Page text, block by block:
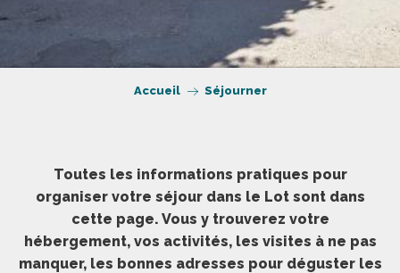
Accueil Séjourner
Toutes les informations pratiques pour
organiser votre séjour dans le Lot sont dans
cette page. Vous y trouverez votre
hébergement, vos activités, les visites à ne pas
manquer, les bonnes adresses pour déguster les